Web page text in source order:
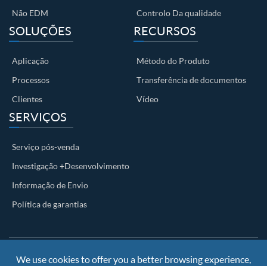
Não EDM
Controlo Da qualidade
SOLUÇÕES
Aplicação
Processos
Clientes
RECURSOS
Método do Produto
Transferência de documentos
Vídeo
SERVIÇOS
Serviço pós-venda
Investigação +Desenvolvimento
Informação de Envio
Política de garantias
Copyright ©Nanjing BKN Automation System Co.,LTD.All
We use cookies to offer you a better browsing experience,